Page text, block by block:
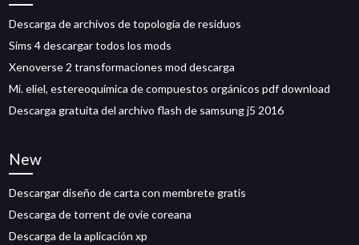
Descarga de archivos de topología de residuos
Sims 4 descargar todos los mods
Xenoverse 2 transformaciones mod descarga
Mi. eliel, estereoquímica de compuestos orgánicos pdf download
Descarga gratuita del archivo flash de samsung j5 2016
New
Descargar diseño de carta con membrete gratis
Descarga de torrent de ovie coreana
Descarga de la aplicación xp